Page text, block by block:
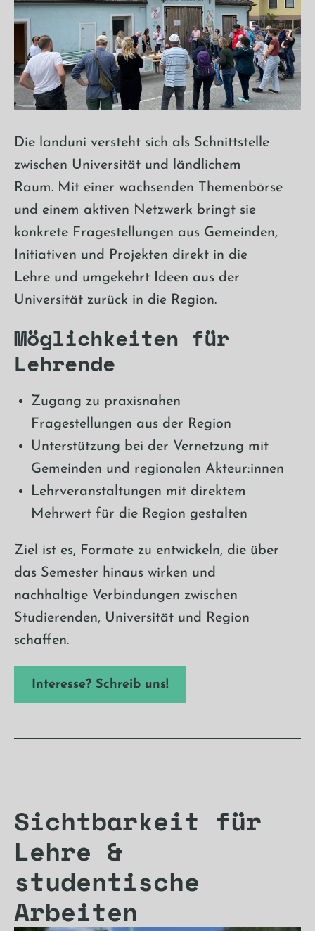
Die landuni versteht sich als Schnittstelle
zwischen Universität und ländlichem
Raum. Mit einer wachsenden Themenbörse
und einem aktiven Netzwerk bringt sie
konkrete Fragestellungen aus Gemeinden,
Initiativen und Projekten direkt in die
Lehre und umgekehrt Ideen aus der
Universität zurück in die Region.
Möglichkeiten für
Lehrende
Zugang zu praxisnahen
Fragestellungen aus der Region
Unterstützung bei der Vernetzung mit
Gemeinden und regionalen Akteur:innen
Lehrveranstaltungen mit direktem
Mehrwert für die Region gestalten
Ziel ist es, Formate zu entwickeln, die über
das Semester hinaus wirken und
nachhaltige Verbindungen zwischen
Studierenden, Universität und Region
schaffen.
Interesse? Schreib uns!
Sichtbarkeit für
Lehre &
studentische
Arbeiten